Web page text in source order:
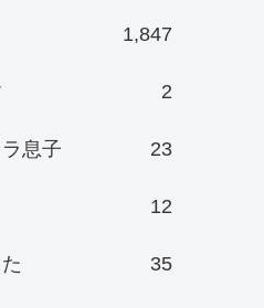
1,847
2
息子 23
12
35